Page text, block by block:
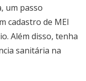
um passo
cadastro de MEI
Além disso, tenha
sanitária na